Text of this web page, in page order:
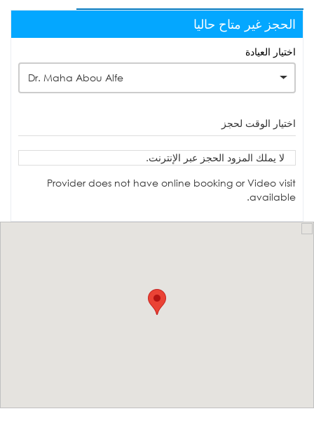
الحجز غير متاح حاليا
اختيار العيادة
Dr. Maha Abou Alfe
اختيار الوقت لحجز
لا يملك المزود الحجز عبر الإنترنت.
Provider does not have online booking or Video visit
available.